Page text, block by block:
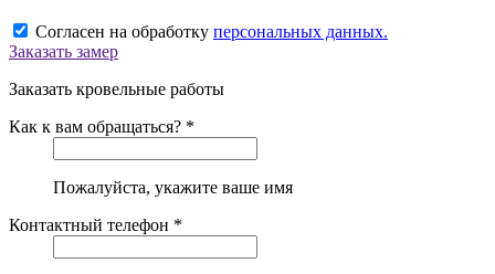
Согласен на обработку персональных данных.
Заказать замер
Заказать кровельные работы
Как к вам обращаться? *
Пожалуйста, укажите ваше имя
Контактный телефон *